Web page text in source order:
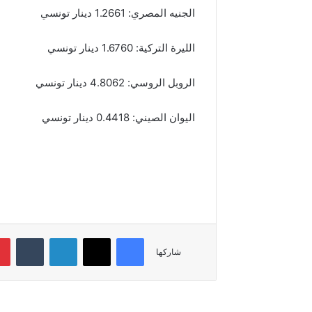
الجنيه المصري: 1.2661 دينار تونسي
الليرة التركية: 1.6760 دينار تونسي
الروبل الروسي: 4.8062 دينار تونسي
اليوان الصيني: 0.4418 دينار تونسي
شاركها
فيسبوك ‫X لينكدإن